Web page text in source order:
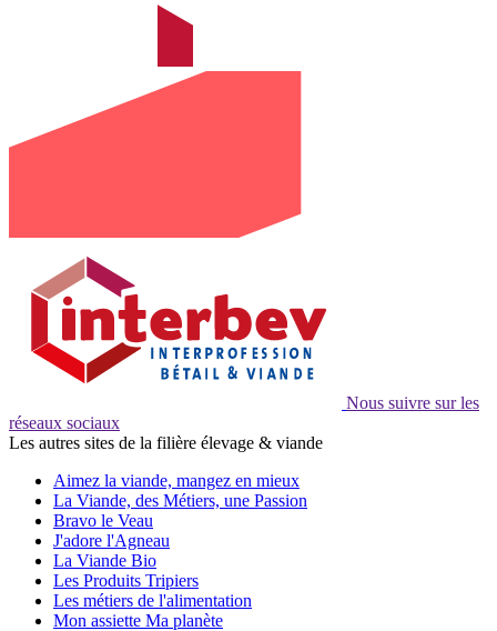
Nous suivre sur les
réseaux sociaux
Les autres sites de la filière élevage & viande
Aimez la viande, mangez en mieux
La Viande, des Métiers, une Passion
Bravo le Veau
J'adore l'Agneau
La Viande Bio
Les Produits Tripiers
Les métiers de l'alimentation
Mon assiette Ma planète